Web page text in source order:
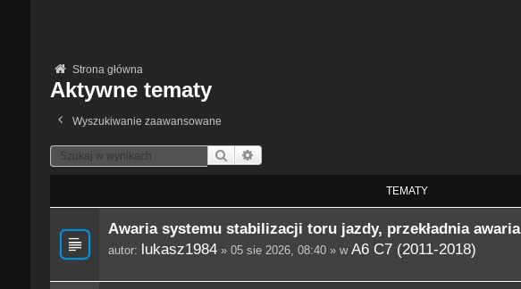
Strona główna
Aktywne tematy
Wyszukiwanie zaawansowane
Szukaj
TEMATY
Awaria systemu stabilizacji toru jazdy, przekładnia awaria
autor: lukasz1984» 05 sie 2026, 08:40 » w A6 C7 (2011-2018)